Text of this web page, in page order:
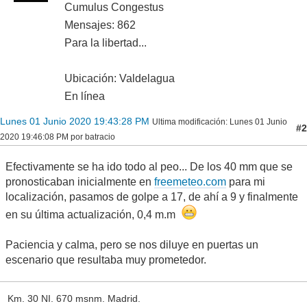
Cumulus Congestus
Mensajes: 862
Para la libertad...
Ubicación: Valdelagua
En línea
Lunes 01 Junio 2020 19:43:28 PM Ultima modificación: Lunes 01 Junio
2020 19:46:08 PM por batracio
#2
Efectivamente se ha ido todo al peo... De los 40 mm que se
pronosticaban inicialmente en freemeteo.com para mi
localización, pasamos de golpe a 17, de ahí a 9 y finalmente
en su última actualización, 0,4 m.m
Paciencia y calma, pero se nos diluye en puertas un
escenario que resultaba muy prometedor.
Km. 30 NI. 670 msnm. Madrid.